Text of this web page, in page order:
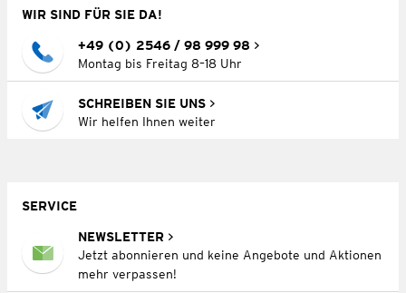
WIR SIND FÜR SIE DA!
+49 (0) 2546 / 98 999 98
Montag bis Freitag 8–18 Uhr
SCHREIBEN SIE UNS
Wir helfen Ihnen weiter
SERVICE
NEWSLETTER
Jetzt abonnieren und keine Angebote und Aktionen
mehr verpassen!